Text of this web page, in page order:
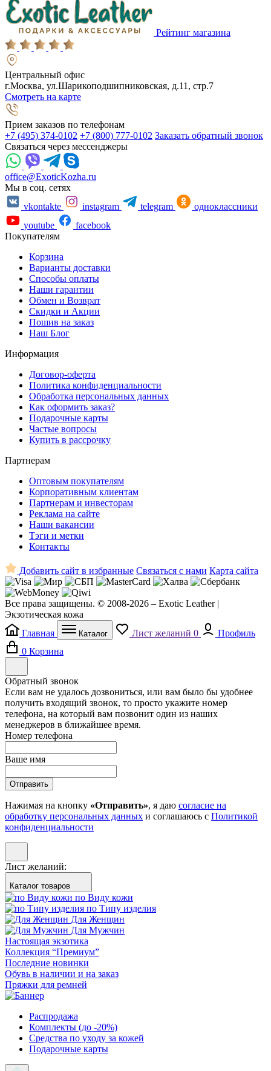
Рейтинг магазина
Центральный офис
г.Москва, ул.Шарикоподшипниковская, д.11, стр.7
Смотреть на карте
Прием заказов по телефонам
+7 (495) 374-0102 +7 (800) 777-0102 Заказать обратный звонок
Связаться через мессенджеры
office@ExoticKozha.ru
Мы в соц. сетях
vkontakte
instagram telegram
одноклассники
youtube
facebook
Покупателям
Корзина
Варианты доставки
Способы оплаты
Наши гарантии
Обмен и Возврат
Скидки и Акции
Пошив на заказ
Наш Блог
Информация
Договор-оферта
Политика конфиденциальности
Обработка персональных данных
Как оформить заказ?
Подарочные карты
Частые вопросы
Купить в рассрочку
Партнерам
Оптовым покупателям
Корпоративным клиентам
Партнерам и инвесторам
Реклама на сайте
Наши вакансии
Тэги и метки
Контакты
Добавить сайт в избранные Связаться с нами Карта сайта
Все права защищены. © 2008-2026 – Exotic Leather |
Экзотическая кожа
Главная
Каталог Лист желаний 0
Профиль
0 Корзина
Обратный звонок
Если вам не удалось дозвониться, или вам было бы удобнее
получить входящий звонок, то просто укажите номер
телефона, на который вам позвонит один из наших
менеджеров в ближайшее время.
Номер телефона
Ваше имя
Отправить
Нажимая на кнопку «Отправить», я даю согласие на
обработку персональных данных и соглашаюсь с Политикой
конфиденциальности
Лист желаний:
Каталог товаров
по Виду кожи
по Типу изделия
Для Женщин
Для Мужчин
Настоящая экзотика
Коллекция “Премиум”
Последние новинки
Обувь в наличии и на заказ
Пряжки для ремней
Распродажа
Комплекты (до -20%)
Средства по уходу за кожей
Подарочные карты